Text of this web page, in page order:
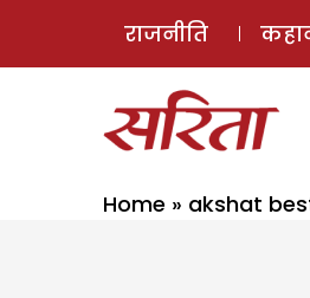
राजनीति
Home » akshat